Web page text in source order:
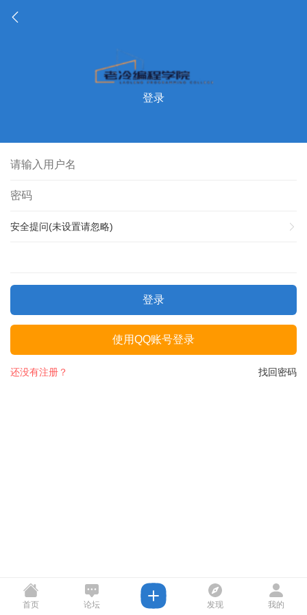
登录
安全提问(未设置请忽略)
登录
使用QQ账号登录
找回密码
还没有注册？
首页 论坛 发现 我的